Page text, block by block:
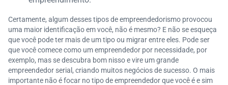
Certamente, algum desses tipos de empreendedorismo provocou
uma maior identificação em você, não é mesmo? E não se esqueça
que você pode ter mais de um tipo ou migrar entre eles. Pode ser
que você comece como um empreendedor por necessidade, por
exemplo, mas se descubra bom nisso e vire um grande
empreendedor serial, criando muitos negócios de sucesso. O mais
importante não é focar no tipo de empreendedor que você é e sim